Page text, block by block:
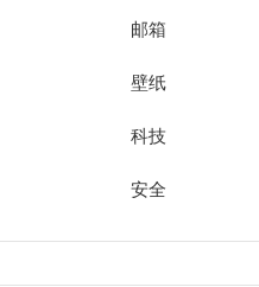
邮箱
壁纸
科技
安全